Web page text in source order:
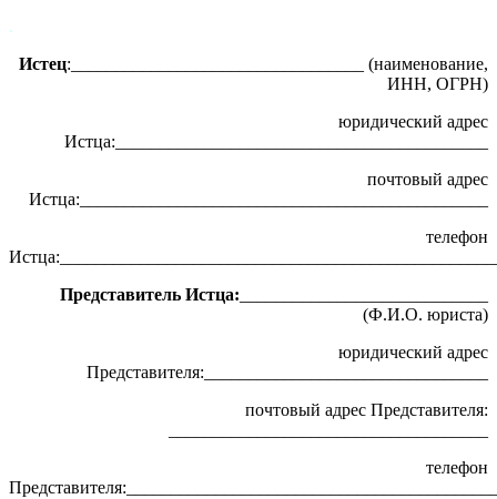
.
Истец:_________________________________ (наименование,
ИНН, ОГРН)
юридический адрес
Истца:__________________________________________
почтовый адрес
Истца:______________________________________________
телефон
Представитель Истца:
(Ф.И.О. юриста)
юридический адрес
Представителя:________________________________
почтовый адрес Представителя:
телефон